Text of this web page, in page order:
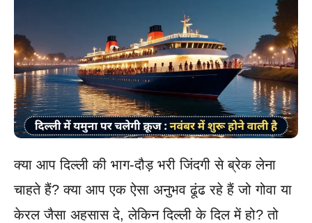
क्या आप दिल्ली की भाग-दौड़ भरी जिंदगी से ब्रेक लेना
चाहते हैं? क्या आप एक ऐसा अनुभव ढूंढ रहे हैं जो गोवा या
केरल जैसा अहसास दे, लेकिन दिल्ली के दिल में हो? तो